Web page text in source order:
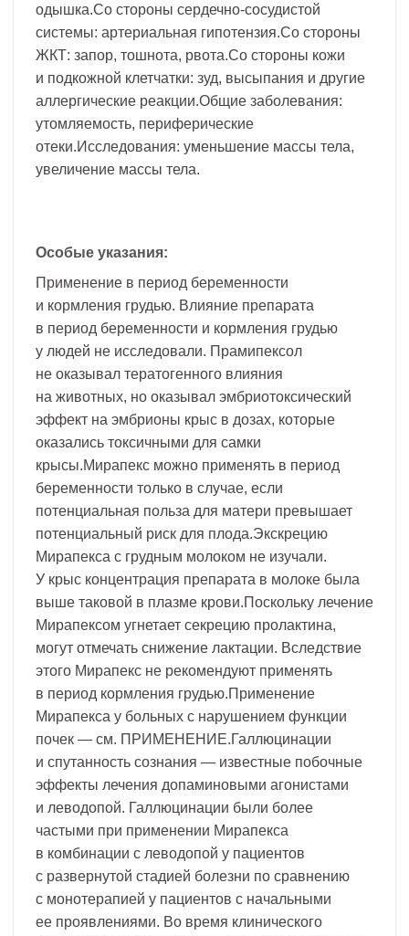
одышка.Со стороны сердечно-сосудистой
системы: артериальная гипотензия.Со стороны
ЖКТ: запор, тошнота, рвота.Со стороны кожи
и подкожной клетчатки: зуд, высыпания и другие
аллергические реакции.Общие заболевания:
утомляемость, периферические
отеки.Исследования: уменьшение массы тела,
увеличение массы тела.
Особые указания:
Применение в период беременности
и кормления грудью. Влияние препарата
в период беременности и кормления грудью
у людей не исследовали. Прамипексол
не оказывал тератогенного влияния
на животных, но оказывал эмбриотоксический
эффект на эмбрионы крыс в дозах, которые
оказались токсичными для самки
крысы.Мирапекс можно применять в период
беременности только в случае, если
потенциальная польза для матери превышает
потенциальный риск для плода.Экскрецию
Мирапекса с грудным молоком не изучали.
У крыс концентрация препарата в молоке была
выше таковой в плазме крови.Поскольку лечение
Мирапексом угнетает секрецию пролактина,
могут отмечать снижение лактации. Вследствие
этого Мирапекс не рекомендуют применять
в период кормления грудью.Применение
Мирапекса у больных с нарушением функции
почек — см. ПРИМЕНЕНИЕ.Галлюцинации
и спутанность сознания — известные побочные
эффекты лечения допаминовыми агонистами
и леводопой. Галлюцинации были более
частыми при применении Мирапекса
в комбинации с леводопой у пациентов
с развернутой стадией болезни по сравнению
с монотерапией у пациентов с начальными
ее проявлениями. Во время клинического